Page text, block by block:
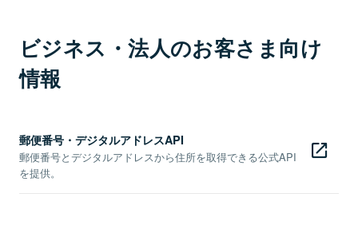
ビジネス・法人のお客さま向け
情報
郵便番号・デジタルアドレスAPI
郵便番号とデジタルアドレスから住所を取得できる公式API
を提供。